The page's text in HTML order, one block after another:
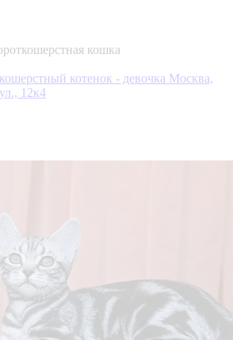
кошка
котенок - девочка Москва,
12к4